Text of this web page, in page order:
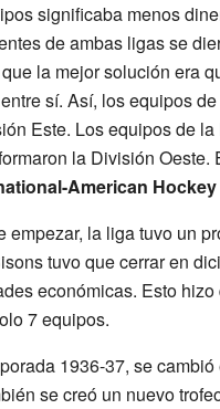
significaba menos
de ambas ligas se
la mejor solución era
sí. Así, los equipos
Este. Los equipos de la
la División Oeste.
American
empezar, la liga tuvo un
tuvo que cerrar en
económicas. Esto
7 equipos.
1936-37, se cambió
se creó un nuevo